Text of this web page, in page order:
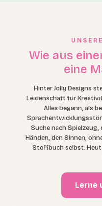
Wie aus
eine
Hinter Jolly Designs
Leidenschaft für
Alles begann, als
Suche nach
Händen, den Sinnen,
Stoffbuch selbst.
Lerne